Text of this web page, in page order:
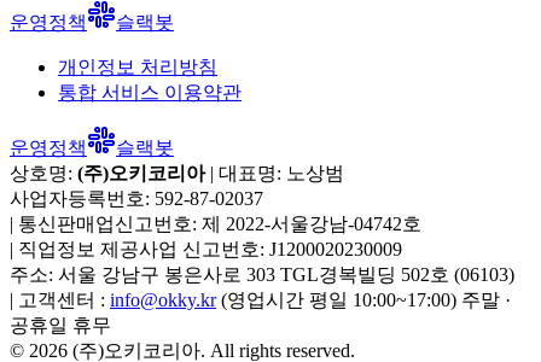
운영정책 슬랙봇
개인정보 처리방침
통합 서비스 이용약관
운영정책
슬랙봇
상호명: (주)오키코리아| 대표명: 노상범
사업자등록번호: 592-87-02037
| 통신판매업신고번호: 제 2022-서울강남-04742호
| 직업정보 제공사업 신고번호: J1200020230009
주소: 서울 강남구 봉은사로 303 TGL경복빌딩 502호 (06103)
| 고객센터 : info@okky.kr (영업시간 평일 10:00~17:00) 주말 ·
공휴일 휴무
© 2026 (주)오키코리아. All rights reserved.